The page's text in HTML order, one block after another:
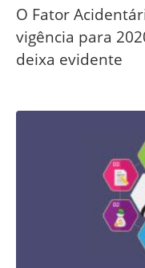
O Fator
vigência para
deixa evidente